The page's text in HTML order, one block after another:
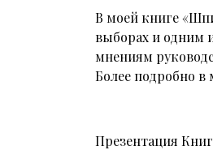
В моей книге
выборах и одним
мнениям
Более подробно
Презентация